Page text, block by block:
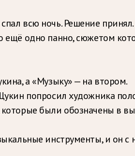
всю ночь. Решение
одно панно, сюжетом
а «Музыку» — на втором.
попросил художника
были обозначены в
инструменты, и он